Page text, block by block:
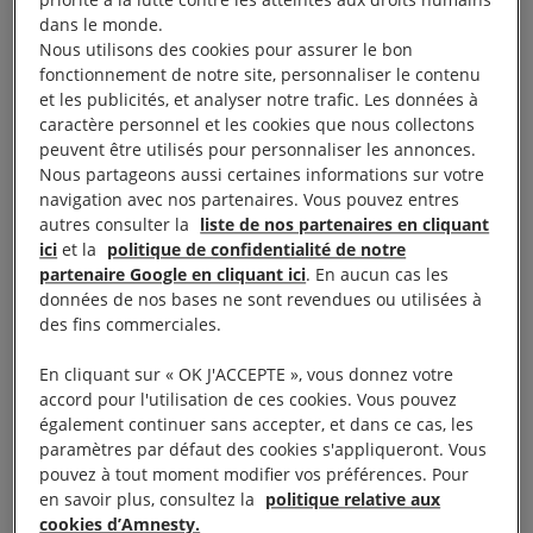
des manifestant·e·s palestiniens très majoritairement
pacifiques. Parmi les personnes blessées lors des
violences à Jérusalem-Est figurent de simples
passants, ainsi que des fidèles qui faisaient les
prières du ramadan », a déclaré Saleh Higazi,
directeur adjoint du programme Moyen-Orient et
Afrique du Nord à Amnesty International.
« Les dernières violences en date mettent en
évidence la campagne soutenue que mène Israël
intensifier les expulsions forcées de résidentes
et résidents palestiniens, comme à Sheikh Jarrah,
afin de laisser la place aux colons israéliens. Ces
expulsions forcées s’inscrivent dans une politique
persistante à Sheikh Jarrah ; elles bafouent de
dans le monde.
Nous utilisons des cookies pour assurer le bon
fonctionnement de notre site, personnaliser le contenu
et les publicités, et analyser notre trafic. Les données à
caractère personnel et les cookies que nous collectons
peuvent être utilisés pour personnaliser les annonces.
Nous partageons aussi certaines informations sur votre
navigation avec nos partenaires. Vous pouvez entres
autres consulter la liste de nos partenaires en cliquant
ici et la politique de confidentialité de notre
partenaire Google en cliquant ici. En aucun cas les
données de nos bases ne sont revendues ou utilisées à
des fins commerciales.
En cliquant sur « OK J'ACCEPTE », vous donnez votre
accord pour l'utilisation de ces cookies. Vous pouvez
également continuer sans accepter, et dans ce cas, les
paramètres par défaut des cookies s'appliqueront. Vous
pouvez à tout moment modifier vos préférences. Pour
en savoir plus, consultez la politique relative aux
cookies d’Amnesty.